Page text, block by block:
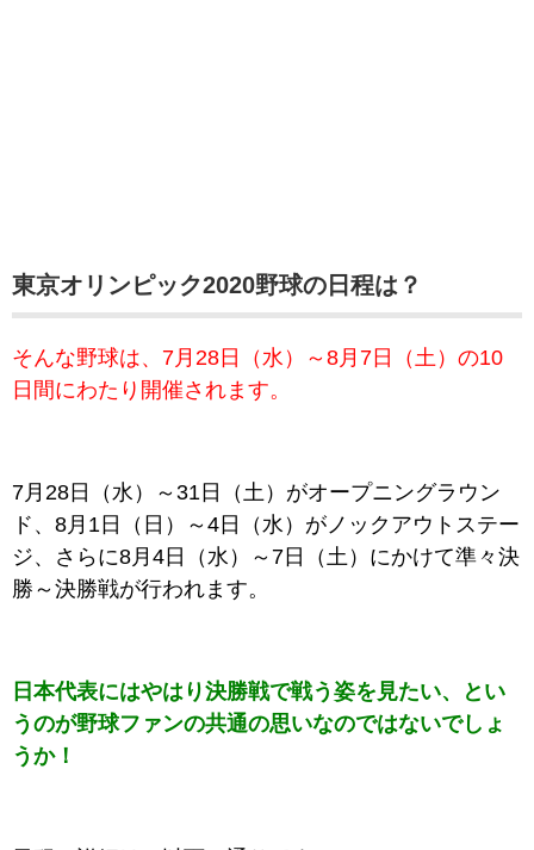
東京オリンピック2020野球の日程は？
そんな野球は、7月28日（水）～8月7日（土）の10
日間にわたり開催されます。
7月28日（水）～31日（土）がオープニングラウン
ド、8月1日（日）～4日（水）がノックアウトステー
ジ、さらに8月4日（水）～7日（土）にかけて準々決
勝～決勝戦が行われます。
日本代表にはやはり決勝戦で戦う姿を見たい、とい
うのが野球ファンの共通の思いなのではないでしょ
うか！